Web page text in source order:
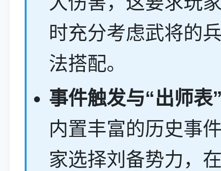
时充分考虑武将的
法搭配。
事件触发与“出师表
内置丰富的历史事
家选择刘备势力，